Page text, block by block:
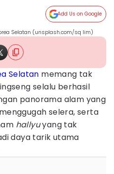
Add Us on Google
Selatan (unsplash.com/sq lim)
Selatan memang tak
selalu berhasil
panorama alam yang
selera, serta
hallyuyang tak
daya tarik utama